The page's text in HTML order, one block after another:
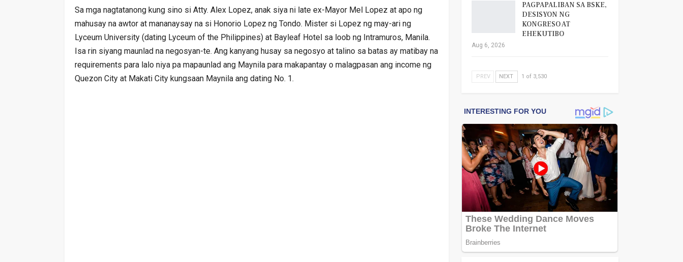
Sa mga nagtatanong kung sino si Atty. Alex Lopez, anak siya ni late ex-Mayor Mel Lopez at apo ng
mahusay na awtor at mananaysay na si Honorio Lopez ng Tondo. Mister si Lopez ng may-ari ng
Lyceum University (dating Lyceum of the Philippines) at Bayleaf Hotel sa loob ng Intramuros, Manila.
Isa rin siyang maunlad na negosyan-te. Ang kanyang husay sa negosyo at talino sa batas ay matibay na
requirements para lalo niya pa mapaunlad ang Maynila para makapantay o malagpasan ang income ng
Quezon City at Makati City kungsaan Maynila ang dating No. 1.
PAGPAPALIBAN SA BSKE,
DESISYON NG
KONGRESO AT
EHEKUTIBO
Aug 6, 2026
PREV NEXT 1 of 3,530